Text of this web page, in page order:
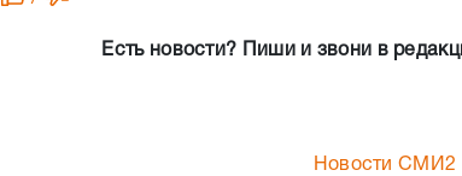
Есть новости? Пиши и звони в
Новости СМИ2